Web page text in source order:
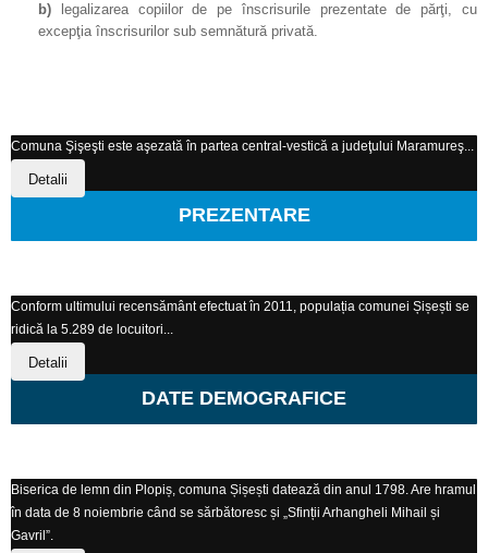
b) legalizarea copiilor de pe înscrisurile prezentate de părţi, cu
excepţia înscrisurilor sub semnătură privată.
Comuna Şişeşti este aşezată în partea central-vestică a judeţului Maramureş...
Detalii
PREZENTARE
Conform ultimului recensământ efectuat în 2011, populația comunei Șișești se
ridică la 5.289 de locuitori...
Detalii
DATE DEMOGRAFICE
Biserica de lemn din Plopiș, comuna Șișești datează din anul 1798. Are hramul
în data de 8 noiembrie când se sărbătoresc și „Sfinții Arhangheli Mihail și
Gavril”.